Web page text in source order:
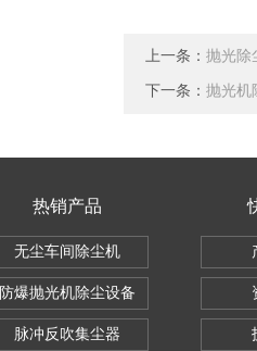
上一条： 抛光除
下一条： 抛光机
热销产品
无尘车间除尘机
防爆抛光机除尘设备
脉冲反吹集尘器